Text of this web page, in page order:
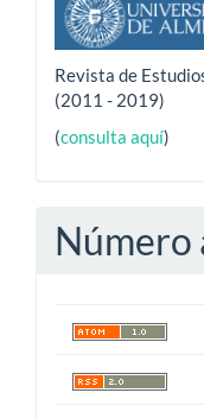
Revista de
(2011 - 2019)
(consulta aquí)
Número